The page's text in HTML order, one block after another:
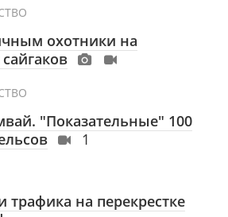
охотники на
"Показательные" 100
1
трафика на перекрестке